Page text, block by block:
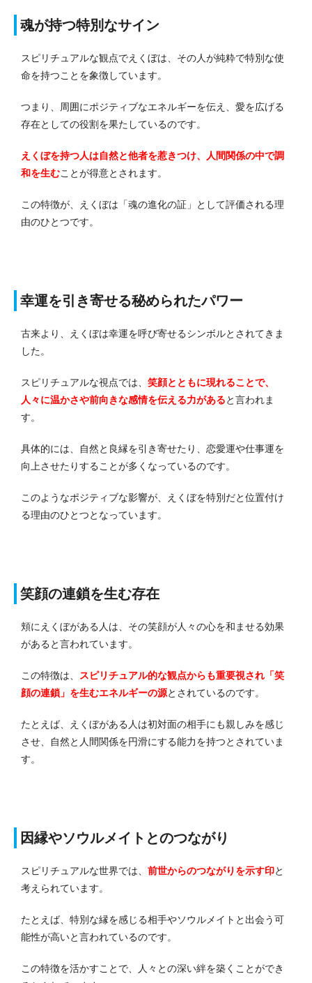
魂が持つ特別なサイン
スピリチュアルな観点でえくぼは、その人が純粋で特別な使
命を持つことを象徴しています。
つまり、周囲にポジティブなエネルギーを伝え、愛を広げる
存在としての役割を果たしているのです。
えくぼを持つ人は自然と他者を惹きつけ、人間関係の中で調
和を生むことが得意とされます。
この特徴が、えくぼは「魂の進化の証」として評価される理
由のひとつです。
幸運を引き寄せる秘められたパワー
古来より、えくぼは幸運を呼び寄せるシンボルとされてきま
した。
スピリチュアルな視点では、 笑顔とともに現れることで、
人々に温かさや前向きな感情を伝える力があると言われま
す。
具体的には、自然と良縁を引き寄せたり、恋愛運や仕事運を
向上させたりすることが多くなっているのです。
このようなポジティブな影響が、えくぼを特別だと位置付け
る理由のひとつとなっています。
笑顔の連鎖を生む存在
頬にえくぼがある人は、その笑顔が人々の心を和ませる効果
があると言われています。
この特徴は、
スピリチュアル的な観点からも重要視され「笑
顔の連鎖」を生むエネルギーの源とされているのです。
たとえば、えくぼがある人は初対面の相手にも親しみを感じ
させ、自然と人間関係を円滑にする能力を持つとされていま
す。
因縁やソウルメイトとのつながり
スピリチュアルな世界では、 前世からのつながりを示す印と
考えられています。
たとえば、特別な縁を感じる相手やソウルメイトと出会う可
能性が高いと言われているのです。
この特徴を活かすことで、人々との深い絆を築くことができ